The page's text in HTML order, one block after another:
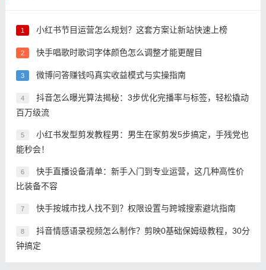
1 小红书节目运营怎么规划？这套方案让新站快速上榜
2 快手唱歌时歌词字体颜色怎么调整才能更醒目
3 微博问答赚钱吗真实收益模式与实操指南
4
抖音怎么曝光算法揭秘：3步优化完播率与标签，轻松撬动
百万级流
5
小红书发型剪发教程男：男生在家剪发5步搞定，手残党也
能秒会！
6
快手直播设备清单：新手入门到专业运营，这几种高性价
比装备不容
7 快手按城市找人找不到？权限设置与跨城搜索避坑指南
8
抖音情感语录视频怎么制作？剪映0基础保姆级教程，30分
钟搞定